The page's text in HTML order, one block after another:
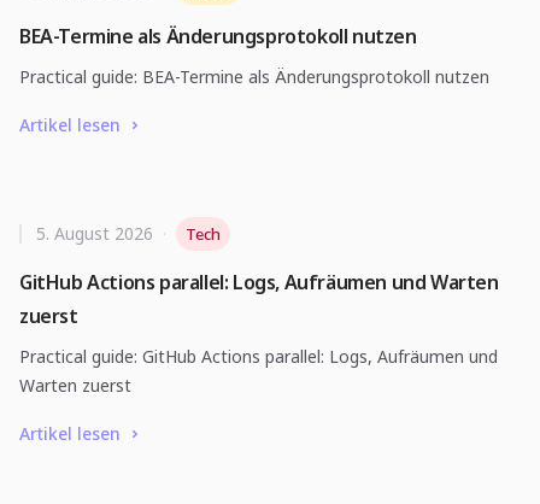
BEA-Termine als Änderungsprotokoll nutzen
Practical guide: BEA-Termine als Änderungsprotokoll nutzen
Artikel lesen
GitHub Actions parallel: Logs, Aufräumen und Warten
zuerst
5. August 2026 · Tech
Practical guide: GitHub Actions parallel: Logs, Aufräumen und
Warten zuerst
Artikel lesen